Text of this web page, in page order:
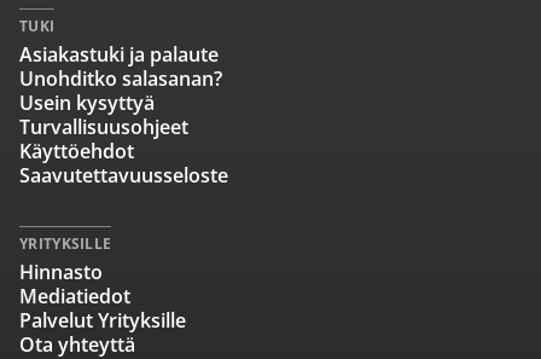
TUKI
Asiakastuki ja palaute
Unohditko salasanan?
Usein kysyttyä
Turvallisuusohjeet
Käyttöehdot
Saavutettavuusseloste
YRITYKSILLE
Hinnasto
Mediatiedot
Palvelut Yrityksille
Ota yhteyttä